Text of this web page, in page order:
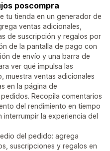
poscompra
tu tienda en un generador de
ventas adicionales,
de suscripción y regalos por
de la pantalla de pago con
de envío y una barra de
ver qué impulsa las
muestra ventas adicionales
en la página de
Recopila comentarios
del rendimiento en tiempo
interrumpir la experiencia del
del pedido: agrega
suscripciones y regalos en